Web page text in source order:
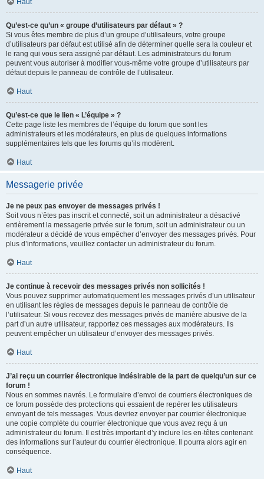
Haut
Qu’est-ce qu’un « groupe d’utilisateurs par défaut » ?
Si vous êtes membre de plus d’un groupe d’utilisateurs, votre groupe
d’utilisateurs par défaut est utilisé afin de déterminer quelle sera la couleur et
le rang qui vous sera assigné par défaut. Les administrateurs du forum
peuvent vous autoriser à modifier vous-même votre groupe d’utilisateurs par
défaut depuis le panneau de contrôle de l’utilisateur.
Haut
Qu’est-ce que le lien « L’équipe » ?
Cette page liste les membres de l’équipe du forum que sont les
administrateurs et les modérateurs, en plus de quelques informations
supplémentaires tels que les forums qu’ils modèrent.
Haut
Messagerie privée
Je ne peux pas envoyer de messages privés !
Soit vous n’êtes pas inscrit et connecté, soit un administrateur a désactivé
entièrement la messagerie privée sur le forum, soit un administrateur ou un
modérateur a décidé de vous empêcher d’envoyer des messages privés. Pour
plus d’informations, veuillez contacter un administrateur du forum.
Haut
Je continue à recevoir des messages privés non sollicités !
Vous pouvez supprimer automatiquement les messages privés d’un utilisateur
en utilisant les règles de messages depuis le panneau de contrôle de
l’utilisateur. Si vous recevez des messages privés de manière abusive de la
part d’un autre utilisateur, rapportez ces messages aux modérateurs. Ils
peuvent empêcher un utilisateur d’envoyer des messages privés.
Haut
J’ai reçu un courrier électronique indésirable de la part de quelqu’un sur ce
forum !
Nous en sommes navrés. Le formulaire d’envoi de courriers électroniques de
ce forum possède des protections qui essaient de repérer les utilisateurs
envoyant de tels messages. Vous devriez envoyer par courrier électronique
une copie complète du courrier électronique que vous avez reçu à un
administrateur du forum. Il est très important d’y inclure les en-têtes contenant
des informations sur l’auteur du courrier électronique. Il pourra alors agir en
conséquence.
Haut